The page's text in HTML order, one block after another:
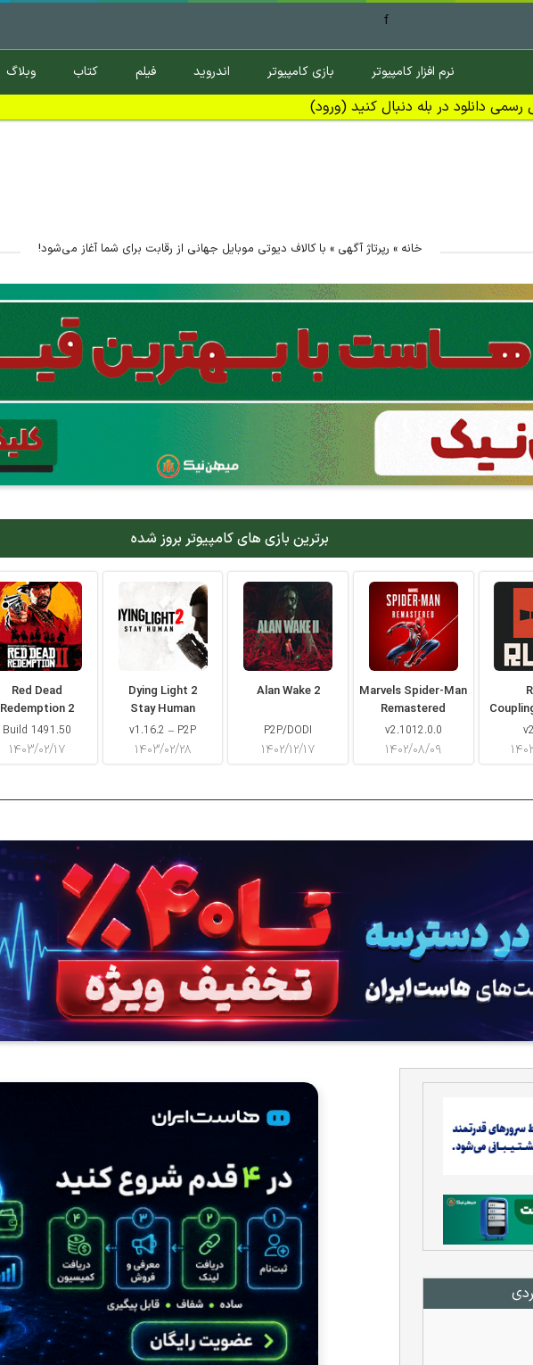
f
نرم افزار کامپیوتر بازی کامپیوتر اندروید فیلم کتاب وبلاگ
دانلود در بله دنبال کنید (ورود)
خانه » رپرتاژ آگهی » با کالاف دیوتی موبایل جهانی از رقابت برای شما آغاز می‌شود!
برترین بازی های کامپیوتر بروز شده
Red Dead
Redemption 2
Build 1491.50
۱۴۰۳/۰۲/۱۷
Dying Light 2
Stay Human
v1.16.2 – P2P
۱۴۰۳/۰۲/۲۸
Alan Wake 2
P2P/DODI
۱۴۰۲/۱۲/۱۷
Marvels Spider-Man
Remastered
v2.1012.0.0
۱۴۰۲/۰۸/۰۹ ۱۸